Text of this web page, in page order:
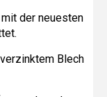
der neuesten
Blech